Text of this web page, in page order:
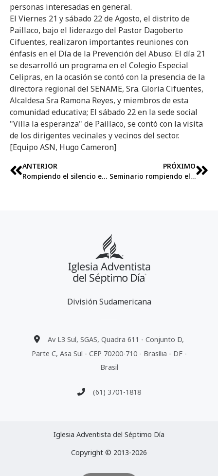
personas interesadas en general.
El Viernes 21 y sábado 22 de Agosto, el distrito de
Paillaco, bajo el liderazgo del Pastor Dagoberto
Cifuentes, realizaron importantes reuniones con
énfasis en el Día de la Prevención del Abuso: El día 21
se desarrolló un programa en el Colegio Especial
Celipras, en la ocasión se contó con la presencia de la
directora regional del SENAME, Sra. Gloria Cifuentes,
Alcaldesa Sra Ramona Reyes, y miembros de esta
comunidad educativa; El sábado 22 en la sede social
"Villa la esperanza" de Paillaco, se contó con la visita
de los dirigentes vecinales y vecinos del sector.
[Equipo ASN, Hugo Cameron]
ANTERIOR
Rompiendo el silencio en Pucallpa
PRÓXIMO
Seminario rompiendo el silencio “Vive en paz”
División Sudamericana
Av L3 Sul, SGAS, Quadra 611 - Conjunto D,
Parte C, Asa Sul - CEP 70200-710 - Brasília - DF -
Brasil
(61) 3701-1818
Iglesia Adventista del Séptimo Día
Copyright © 2013-2026